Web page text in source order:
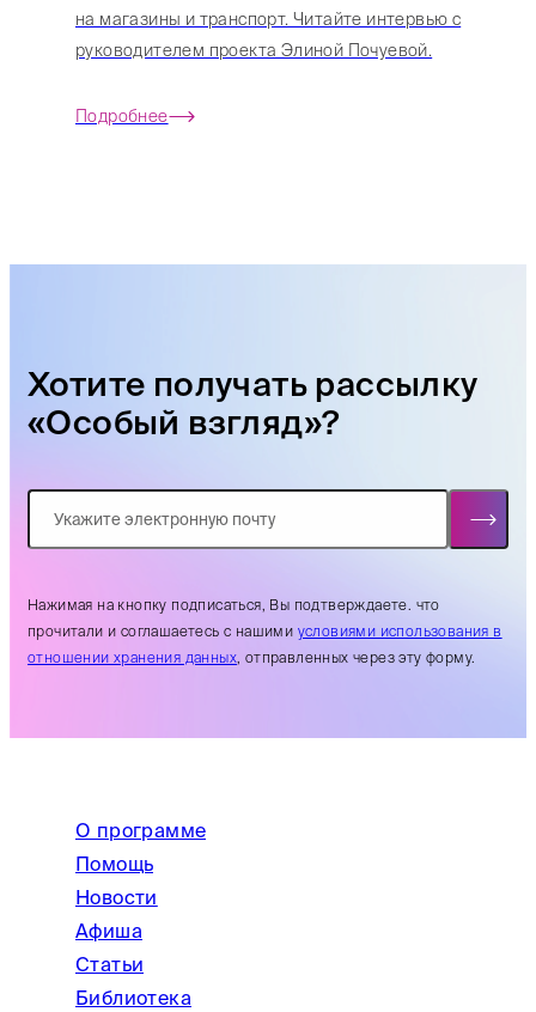
на магазины и транспорт. Читайте интервью с
руководителем проекта Элиной Почуевой.
Подробнее
Хотите получать рассылку
«Особый взгляд»?
Нажимая на кнопку подписаться, Вы подтверждаете. что
прочитали и соглашаетесь с нашими условиями использования в
отношении хранения данных, отправленных через эту форму.
О программе
Помощь
Новости
Афиша
Статьи
Библиотека